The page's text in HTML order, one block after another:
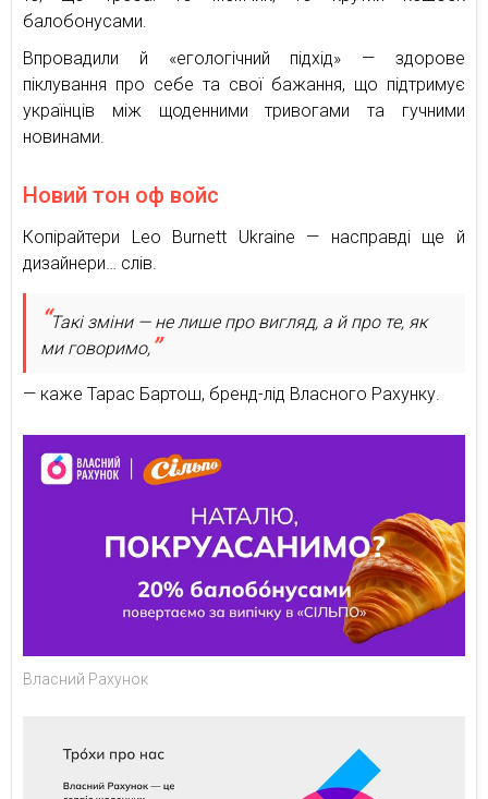
балобонусами.
Впровадили й «егологічний підхід» — здорове
піклування про себе та свої бажання, що підтримує
українців між щоденними тривогами та гучними
новинами.
Новий тон оф войс
Копірайтери Leo Burnett Ukraine — насправді ще й
дизайнери… слів.
Такі зміни — не лише про вигляд, а й про те, як
ми говоримо,
— каже Тарас Бартош, бренд-лід Власного Рахунку.
Власний Рахунок